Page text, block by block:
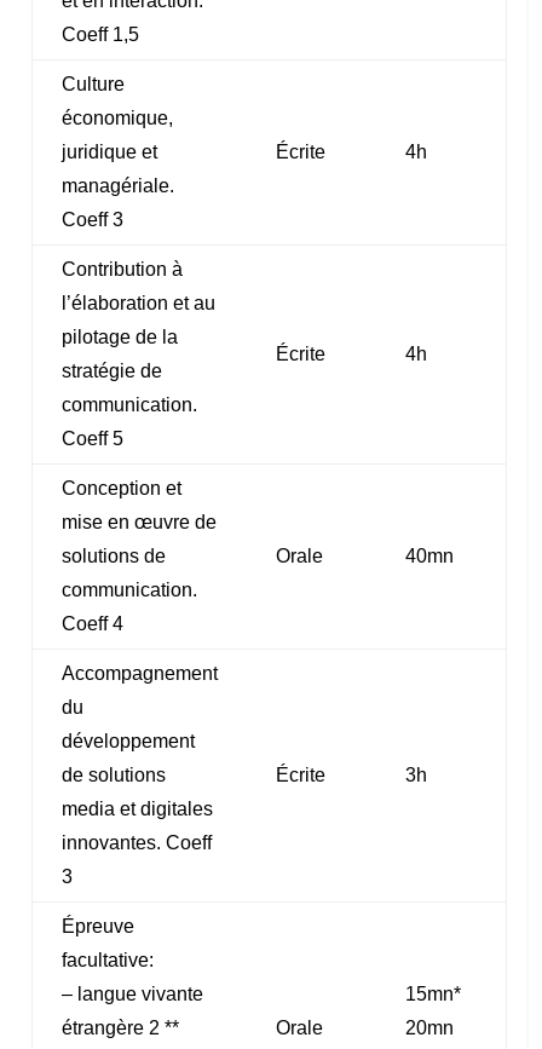
Coeff 1,5
Culture
économique,
juridique et
managériale.
Coeff 3
Écrite 4h
Contribution à
l’élaboration et au
pilotage de la
stratégie de
communication.
Coeff 5
Écrite 4h
Conception et
mise en œuvre de
solutions de
communication.
Coeff 4
Orale 40mn
Accompagnement
du
développement
de solutions
media et digitales
innovantes. Coeff
3
Écrite 3h
Épreuve
facultative:
– langue vivante
étrangère 2 **
Orale
15mn*
20mn